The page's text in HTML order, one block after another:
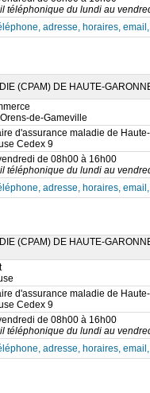
téléphonique du lundi au
adresse, horaires,
(CPAM) DE HAUTE-
de-Gameville
d'assurance maladie de
Cedex 9
de 08h00 à 16h00
téléphonique du lundi au
adresse, horaires,
(CPAM) DE HAUTE-
d'assurance maladie de
Cedex 9
de 08h00 à 16h00
téléphonique du lundi au
adresse, horaires,